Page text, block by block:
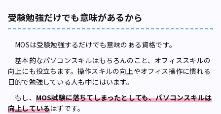
受験勉強だけでも意味があるから
MOSは受験勉強するだけでも意味のある資格です。
基本的なパソコンスキルはもちろんのこと、オフィススキルの
向上にも役立ちます。操作スキルの向上やオフィス操作に慣れる
目的で勉強している人も中にはいます。
もし、 MOS試験に落ちてしまったとしても、パソコンスキルは
向上しているはずです。